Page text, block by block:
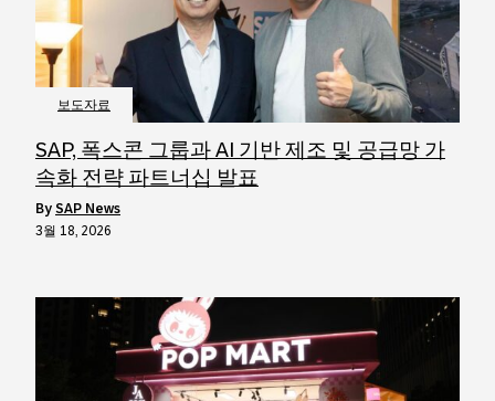
보도자료
SAP, 폭스콘 그룹과 AI 기반 제조 및 공급망 가
속화 전략 파트너십 발표
by SAP News
3월 18, 2026